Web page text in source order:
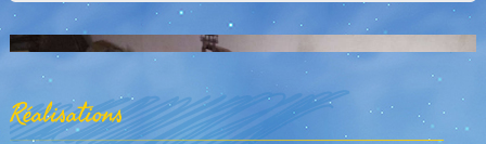
Réalisations